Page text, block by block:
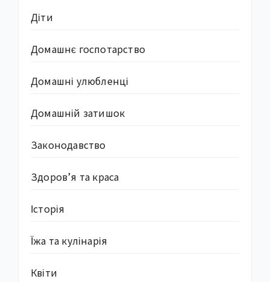
Діти
Домашнє госпотарство
Домашні улюбленці
Домашній затишок
Законодавство
Здоров’я та краса
Історія
Їжа та кулінарія
Квіти